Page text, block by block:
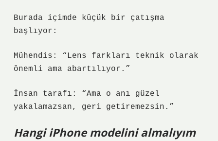
Burada içimde küçük bir çatışma
başlıyor:
Mühendis: “Lens farkları teknik olarak
önemli ama abartılıyor.”
İnsan tarafı: “Ama o anı güzel
yakalamazsan, geri getiremezsin.”
Hangi iPhone modelini almalıyım